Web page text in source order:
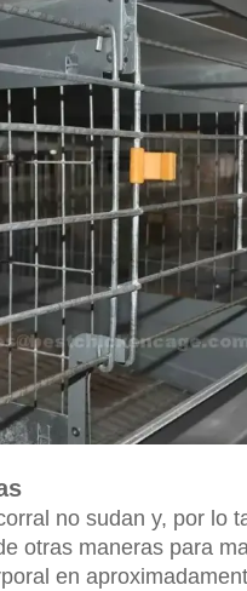
no sudan y, por lo
otras maneras para
en